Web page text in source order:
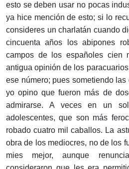
esto se deben usar no pocas
ya hice mención de esto; si lo
consideres un charlatán cuando
cincuenta años los abipones
campos de los españoles cien
antigua opinión de los
ese número; pues sometiendo
yo opino que fueron más de
admirarse. A veces en un
adolescentes, que son más
robado cuatro mil caballos. La
obra de los mediocres, no de los
mies mejor, aunque